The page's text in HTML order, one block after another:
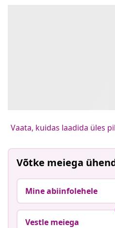
Vaata, kuidas laadida üles
Võtke meiega
Mine abiinfolehele
Vestle meiega